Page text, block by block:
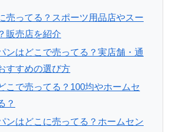
売ってる？スポーツ用品店やスー
販売店を紹介
ンはどこで売ってる？実店舗・通
すすめの選び方
こで売ってる？100均やホームセ
？
ンはどこに売ってる？ホームセン